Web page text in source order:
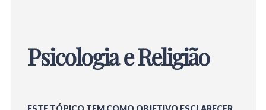
Psicologia e Religião